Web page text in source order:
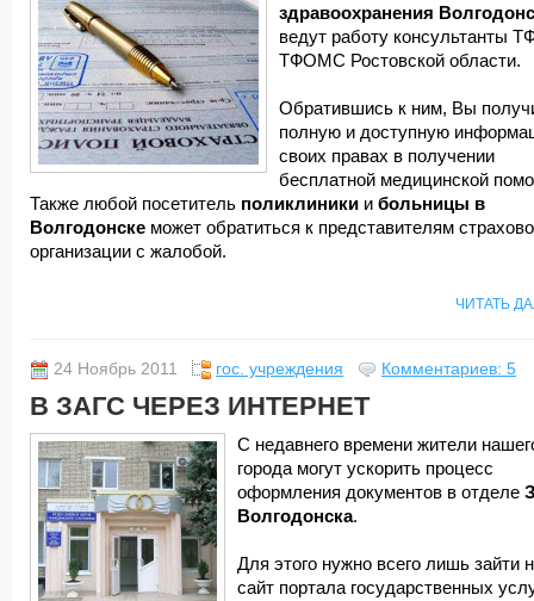
здравоохранения
ведут работу консультанты
ТФОМС Ростовской области.
Обратившись к ним, Вы
полную и доступную
своих правах в получении
бесплатной медицинской
Также любой посетитель поликлиники и больницы в
Волгодонске может обратиться к представителям
организации с жалобой.
ЧИТАТЬ
24 Ноябрь 2011 гос. учреждения Комментариев: 5
В ЗАГС ЧЕРЕЗ ИНТЕРНЕТ
С недавнего времени жители
города могут ускорить процесс
оформления документов в отделе
Волгодонска.
Для этого нужно всего лишь зайти
сайт портала государственных